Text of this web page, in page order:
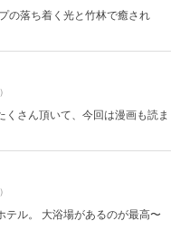
の落ち着く光と竹林で癒され
さん頂いて、今回は漫画も読ま
テル。 大浴場があるのが最高〜